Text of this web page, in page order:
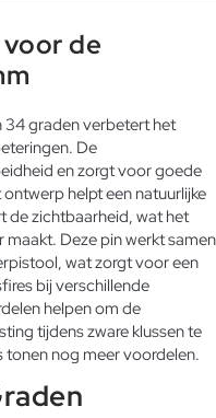
de
34 graden verbetert het
De
en zorgt voor goede
helpt een natuurlijke
de zichtbaarheid, wat het
maakt. Deze pin werkt samen
wat zorgt voor een
bij verschillende
helpen om de
tijdens zware klussen te
nog meer voordelen.